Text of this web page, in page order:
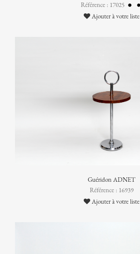
Référence : 17025
Ajouter à votre liste
Guéridon ADNET
Référence : 16939
Ajouter à votre liste